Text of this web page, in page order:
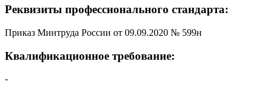
Реквизиты профессионального стандарта:
Приказ Минтруда России от 09.09.2020 № 599н
Квалификационное требование:
-